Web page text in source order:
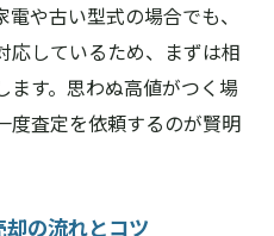
や古い型式の場合でも、
応しているため、まずは相
ます。思わぬ高値がつく場
度査定を依頼するのが賢明
の流れとコツ